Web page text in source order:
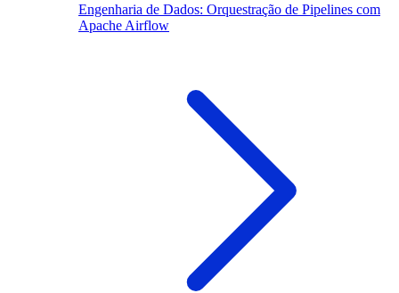
Engenharia de Dados: Orquestração de Pipelines com
Apache Airflow